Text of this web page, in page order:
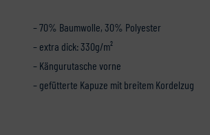
– 70% Baumwolle, 30% Polyester
– extra dick: 330g/m²
– Kängurutasche vorne
– gefütterte Kapuze mit breitem Kordelzug